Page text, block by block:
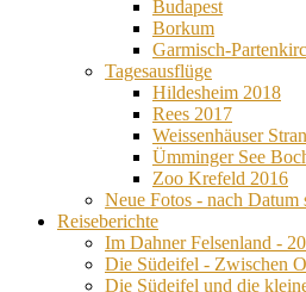
Budapest
Borkum
Garmisch-
Tagesausflüge
Hildesheim 2018
Rees 2017
Weissenhäuser
Ümminger See
Zoo Krefeld 2016
Neue Fotos - nach Datum
Reiseberichte
Im Dahner Felsenland -
Die Südeifel - Zwischen
Die Südeifel und die